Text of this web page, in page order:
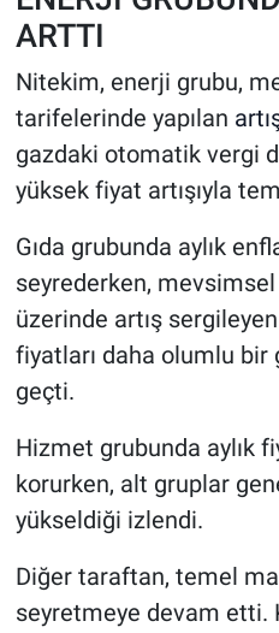
ARTTI
Nitekim, enerji grubu,
tarifelerinde yapılan
gazdaki otomatik vergi
yüksek fiyat artışıyla
Gıda grubunda aylık
seyrederken, mevsimsel
üzerinde artış
fiyatları daha olumlu bir
geçti.
Hizmet grubunda aylık
korurken, alt gruplar
yükseldiği izlendi.
Diğer taraftan, temel
seyretmeye devam etti.